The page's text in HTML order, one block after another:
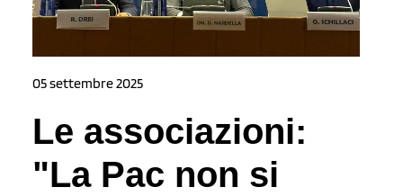
05 settembre 2025
Le associazioni:
"La Pac non si